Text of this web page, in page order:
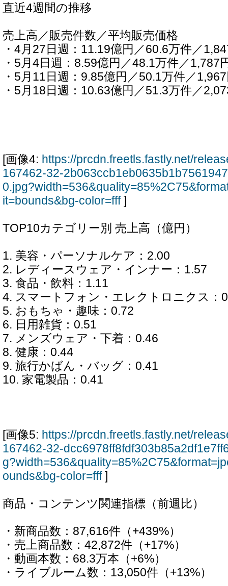
直近4週間の推移
売上高／販売件数／平均販売価格
・4月27日週：11.19億円／60.6万件／
・5月4日週：8.59億円／48.1万件／1,787
・5月11日週：9.85億円／50.1万件／
・5月18日週：10.63億円／51.3万件／
[画像4: https://prcdn.freetls.fastly.net/
167462-32-
it=bounds&bg-color=fff]
TOP10カテゴリー別 売上高（億円）
1. 美容・パーソナルケア：2.00
2. レディースウェア・インナー：1.57
3. 食品・飲料：1.11
4. スマートフォン・エレクトロニクス：
5. おもちゃ・趣味：0.72
6. 日用雑貨：0.51
7. メンズウェア・下着：0.46
8. 健康：0.44
9. 旅行かばん・バッグ：0.41
10. 家電製品：0.41
[画像5: https://prcdn.freetls.fastly.net/
167462-32-
ounds&bg-color=fff]
商品・コンテンツ関連指標（前週比）
・新商品数：87,616件（+439%）
・売上商品数：42,872件（+17%）
・動画本数：68.3万本（+6%）
・ライブルーム数：13,050件（+13%）